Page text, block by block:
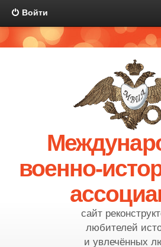
Войти
военно-
сайт
любителей
и увлечённых